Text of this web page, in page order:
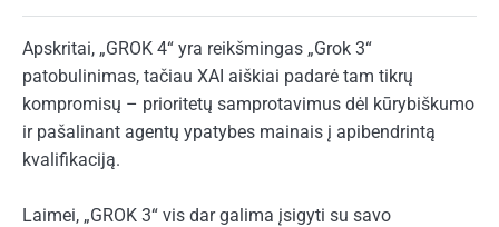
Apskritai, „GROK 4“ yra reikšmingas „Grok 3“
patobulinimas, tačiau XAI aiškiai padarė tam tikrų
kompromisų – prioritetų samprotavimus dėl kūrybiškumo
ir pašalinant agentų ypatybes mainais į apibendrintą
kvalifikaciją.
Laimei, „GROK 3“ vis dar galima įsigyti su savo